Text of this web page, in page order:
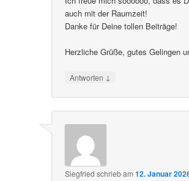
auch mit der Raumzeit!
Danke für Deine tollen Beiträge!
Herzliche Grüße, gutes Gelingen
Antworten ↓
Siegfried schriebam12. Januar